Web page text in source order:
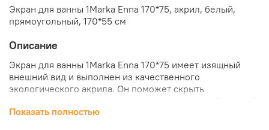
Экран для ванны 1Marka Enna 170*75, акрил, белый,
прямоугольный, 170*55 см
Описание
Экран для ванны 1Marka Enna 170*75 имеет изящный
внешний вид и выполнен из качественного
экологического акрила. Он поможет скрыть
Данная модель проста в установке и удобна в
Показать полностью